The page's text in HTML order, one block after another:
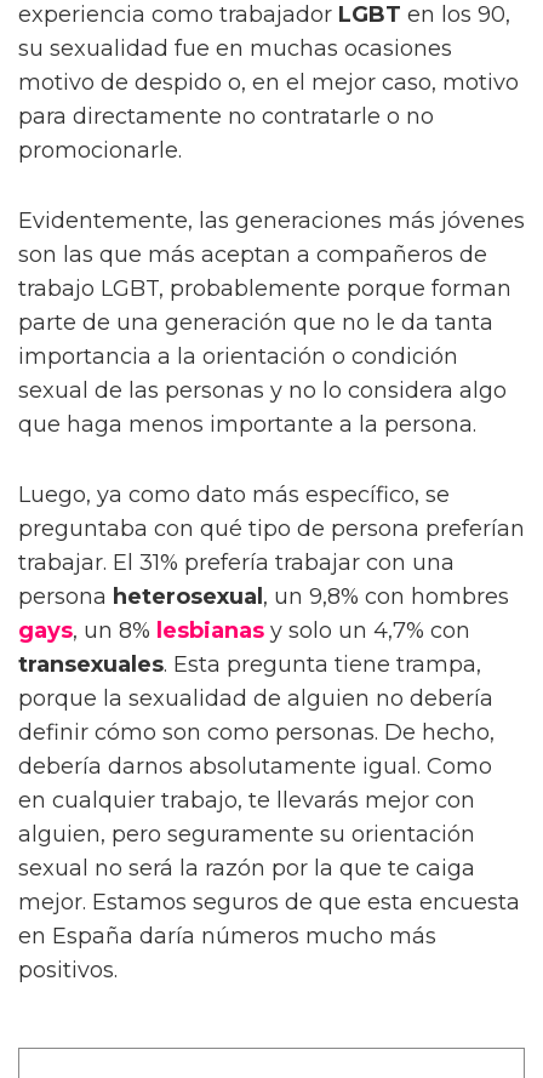
experiencia como trabajador LGBT en los 90,
su sexualidad fue en muchas ocasiones
motivo de despido o, en el mejor caso, motivo
para directamente no contratarle o no
promocionarle.
Evidentemente, las generaciones más jóvenes
son las que más aceptan a compañeros de
trabajo LGBT, probablemente porque forman
parte de una generación que no le da tanta
importancia a la orientación o condición
sexual de las personas y no lo considera algo
que haga menos importante a la persona.
Luego, ya como dato más específico, se
preguntaba con qué tipo de persona preferían
trabajar. El 31% prefería trabajar con una
persona heterosexual , un 9,8% con hombres
gays, un 8% lesbianas y solo un 4,7% con
transexuales. Esta pregunta tiene trampa,
porque la sexualidad de alguien no debería
definir cómo son como personas. De hecho,
debería darnos absolutamente igual. Como
en cualquier trabajo, te llevarás mejor con
alguien, pero seguramente su orientación
sexual no será la razón por la que te caiga
mejor. Estamos seguros de que esta encuesta
en España daría números mucho más
positivos.